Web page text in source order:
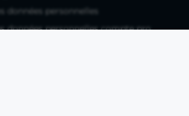
données personnelles
données personnelles compte pro